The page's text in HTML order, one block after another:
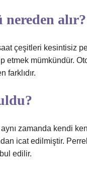
alır?
çeşitleri kesintisiz
etmek mümkündür.
farklıdır.
zamanda kendi
icat edilmiştir.
edilir.